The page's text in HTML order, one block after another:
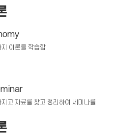
이론을 학습함
고 자료를 찾고 정리하여 세미나를